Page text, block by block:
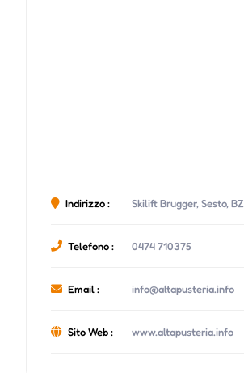
Indirizzo : Skilift Brugger, Sesto, BZ
Telefono : 0474 710375
Email : info@altapusteria.info
Sito Web : www.altapusteria.info